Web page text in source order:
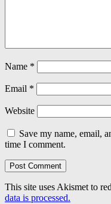
Name *
Email *
Website
Save my name, email,
time I comment.
This site uses Akismet to
data is processed.